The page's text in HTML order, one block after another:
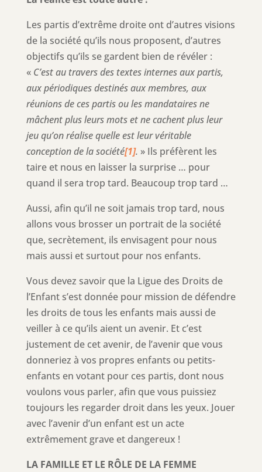
Les partis d’extrême droite ont d’autres visions
de la société qu’ils nous proposent, d’autres
objectifs qu’ils se gardent bien de révéler :
« C’est au travers des textes internes aux partis,
aux périodiques destinés aux membres, aux
réunions de ces partis ou les mandataires ne
mâchent plus leurs mots et ne cachent plus leur
jeu qu’on réalise quelle est leur véritable
conception de la société[1]. » Ils préfèrent les
taire et nous en laisser la surprise … pour
quand il sera trop tard. Beaucoup trop tard …
Aussi, afin qu’il ne soit jamais trop tard, nous
allons vous brosser un portrait de la société
que, secrètement, ils envisagent pour nous
mais aussi et surtout pour nos enfants.
Vous devez savoir que la Ligue des Droits de
l’Enfant s’est donnée pour mission de défendre
les droits de tous les enfants mais aussi de
veiller à ce qu’ils aient un avenir. Et c’est
justement de cet avenir, de l’avenir que vous
donneriez à vos propres enfants ou petits-
enfants en votant pour ces partis, dont nous
voulons vous parler, afin que vous puissiez
toujours les regarder droit dans les yeux. Jouer
avec l’avenir d’un enfant est un acte
extrêmement grave et dangereux !
LA FAMILLE ET LE RÔLE DE LA FEMME